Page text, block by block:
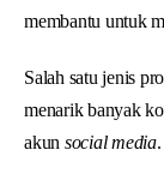
membantu untuk
Salah satu jenis
menarik banyak
akun social media.